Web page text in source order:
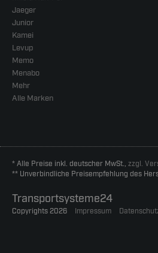
Jaeger
Junior
Kamei
Levup
Memo
Menabo
Mehr
Alle Marken
* Alle Preise inkl. deutscher MwSt., zzgl.
** Unverbindliche Preisempfehlung des
Transportsysteme24
Copyrights 2026 Impressum